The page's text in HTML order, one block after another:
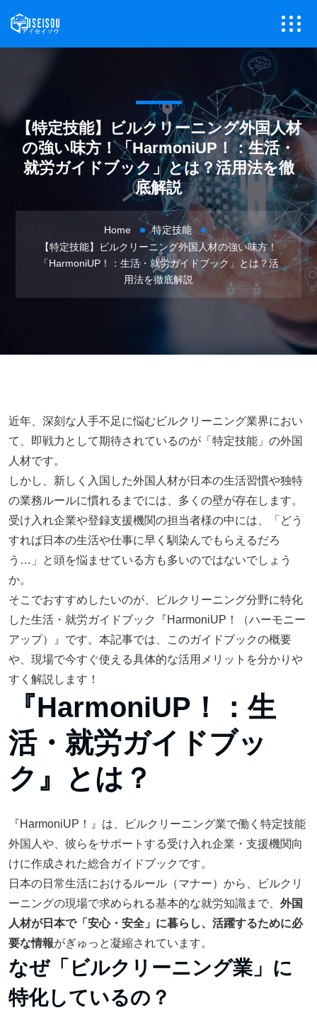
【特定技能】ビルクリーニング外国人材
の強い味方！「HarmoniUP！：生活・
就労ガイドブック」とは？活用法を徹
底解説
Home
特定技能
【特定技能】ビルクリーニング外国人材の強い味方！
「HarmoniUP！：生活・就労ガイドブック」とは？活
用法を徹底解説
近年、深刻な人手不足に悩むビルクリーニング業界におい
て、即戦力として期待されているのが「特定技能」の外国
人材です。
しかし、新しく入国した外国人材が日本の生活習慣や独特
の業務ルールに慣れるまでには、多くの壁が存在します。
受け入れ企業や登録支援機関の担当者様の中には、「どう
すれば日本の生活や仕事に早く馴染んでもらえるだろ
う…」と頭を悩ませている方も多いのではないでしょう
か。
そこでおすすめしたいのが、ビルクリーニング分野に特化
した生活・就労ガイドブック『HarmoniUP！（ハーモニー
アップ）』です。本記事では、このガイドブックの概要
や、現場で今すぐ使える具体的な活用メリットを分かりや
すく解説します！
『HarmoniUP！：生
活・就労ガイドブッ
ク』とは？
『HarmoniUP！』は、ビルクリーニング業で働く特定技能
外国人や、彼らをサポートする受け入れ企業・支援機関向
けに作成された総合ガイドブックです。
日本の日常生活におけるルール（マナー）から、ビルクリ
ーニングの現場で求められる基本的な就労知識まで、 外国
人材が日本で「安心・安全」に暮らし、活躍するために必
要な情報がぎゅっと凝縮されています。
なぜ「ビルクリーニング業」に
特化しているの？